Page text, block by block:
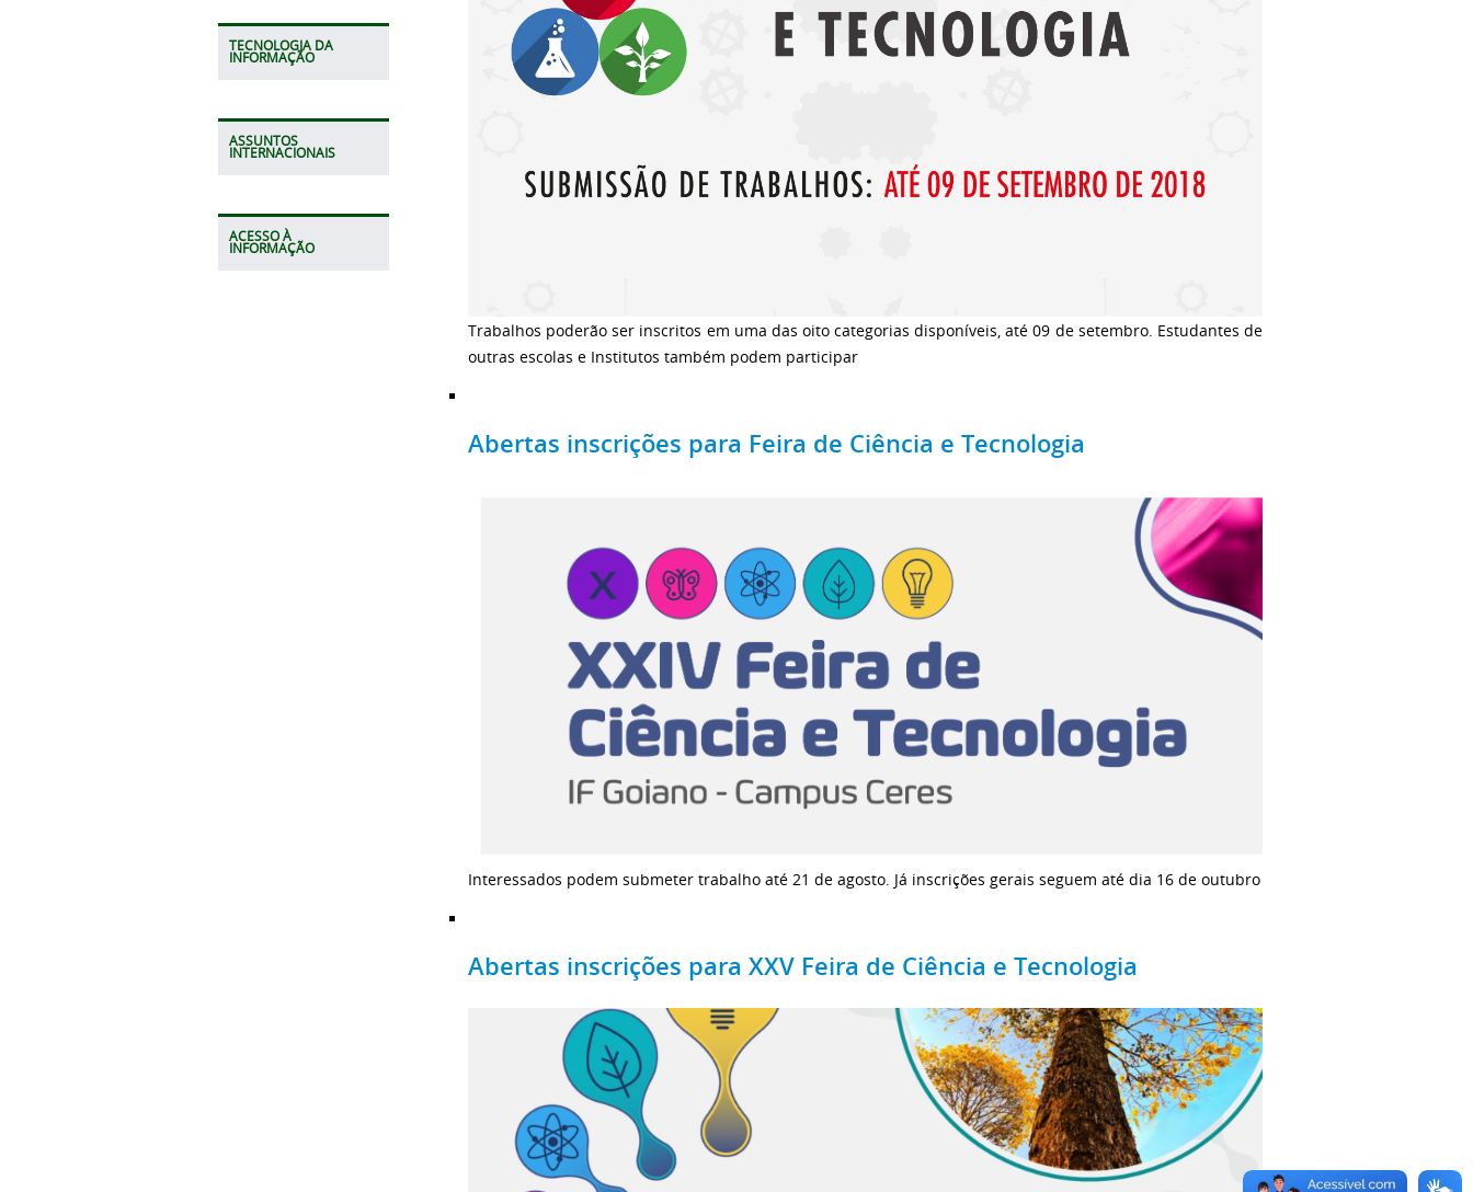
TECNOLOGIA DA
INFORMAÇÃO
ASSUNTOS
INTERNACIONAIS
ACESSO À
INFORMAÇÃO
Trabalhos poderão ser inscritos em uma das oito categorias disponíveis, até 09 de setembro. Estudantes de
outras escolas e Institutos também podem participar
Abertas inscrições para Feira de Ciência e Tecnologia
Interessados podem submeter trabalho até 21 de agosto. Já inscrições gerais seguem até dia 16 de outubro
Abertas inscrições para XXV Feira de Ciência e Tecnologia